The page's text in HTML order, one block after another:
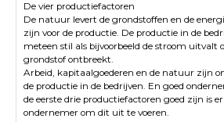
De vier productiefactoren
De natuur levert de grondstoffen en de
zijn voor de productie. De productie in de
meteen stil als bijvoorbeeld de stroom uitvalt
grondstof ontbreekt.
Arbeid, kapitaalgoederen en de natuur zijn
de productie in de bedrijven. En goed
de eerste drie productiefactoren goed zijn is
ondernemer om dit uit te voeren.